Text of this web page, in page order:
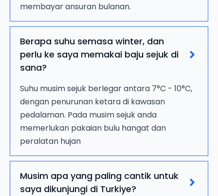
membayar ansuran bulanan.
Berapa suhu semasa winter, dan
perlu ke saya memakai baju sejuk di
sana?
Suhu musim sejuk berlegar antara 7°C - 10°C,
dengan penurunan ketara di kawasan
pedalaman. Pada musim sejuk anda
memerlukan pakaian bulu hangat dan
peralatan hujan
Musim apa yang paling cantik untuk
saya dikunjungi di Turkiye?